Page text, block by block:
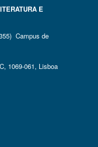
E
Campus de
1069-061, Lisboa